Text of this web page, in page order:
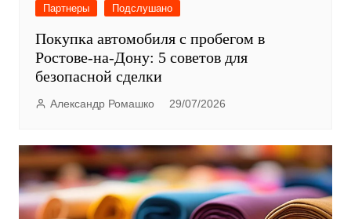
Партнеры Подслушано
Покупка автомобиля с пробегом в
Ростове-на-Дону: 5 советов для
безопасной сделки
Александр Ромашко 29/07/2026